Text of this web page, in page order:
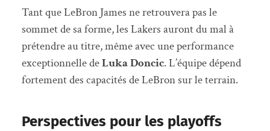
Tant que LeBron James ne retrouvera pas le
sommet de sa forme, les Lakers auront du mal à
prétendre au titre, même avec une performance
exceptionnelle deLuka Doncic. L’équipe dépend
fortement des capacités de LeBron sur le terrain.
Perspectives pour les playoffs